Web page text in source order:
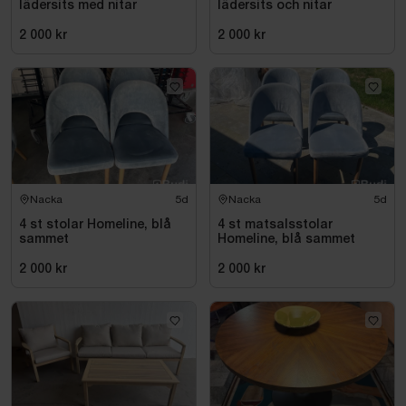
lädersits med nitar
2 000 kr
lädersits och nitar
2 000 kr
Nacka 5d
4 st stolar Homeline, blå
sammet
2 000 kr
Nacka 5d
4 st matsalsstolar
Homeline, blå sammet
2 000 kr